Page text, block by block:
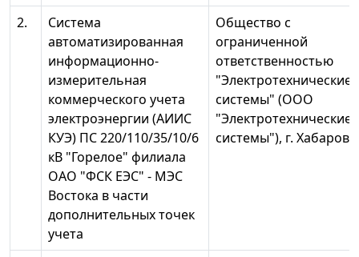
2.
Система
автоматизированная
информационно-
измерительная
коммерческого учета
электроэнергии (АИИС
КУЭ) ПС 220/110/35/10/6
кВ "Горелое" филиала
ОАО "ФСК ЕЭС" - МЭС
Востока в части
дополнительных точек
учета
Общество с
ограниченной
ответственностью
"Электротехнические
системы" (ООО
"Электротехнические
системы"), г.